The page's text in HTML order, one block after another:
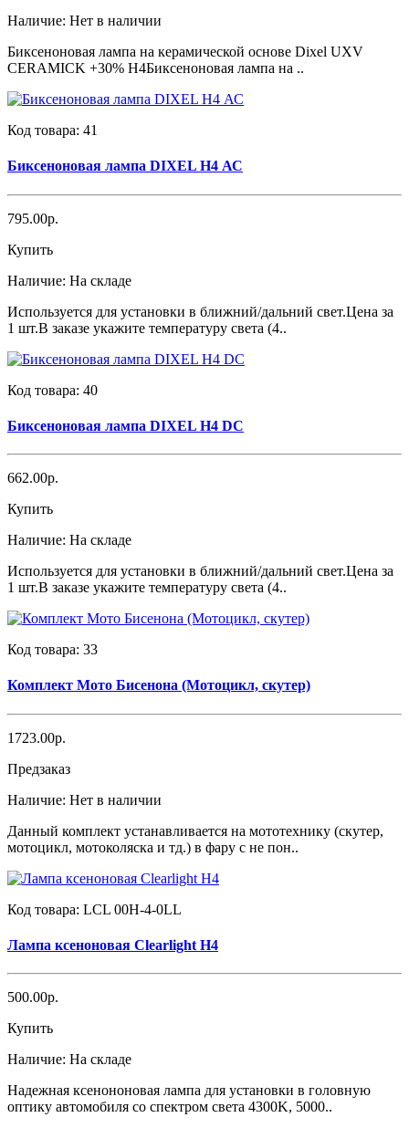
Наличие: Нет в наличии
Биксеноновая лампа на керамической основе Dixel UXV
CERAMICK +30% H4Биксеноновая лампа на ..
Код товара: 41
Биксеноновая лампа DIXEL H4 АС
795.00р.
Купить
Наличие: На складе
Используется для установки в ближний/дальний свет.Цена за
1 шт.В заказе укажите температуру света (4..
Код товара: 40
Биксеноновая лампа DIXEL H4 DC
662.00р.
Купить
Наличие: На складе
Используется для установки в ближний/дальний свет.Цена за
1 шт.В заказе укажите температуру света (4..
Код товара: 33
Комплект Мото Бисенона (Мотоцикл, скутер)
1723.00р.
Предзаказ
Наличие: Нет в наличии
Данный комплект устанавливается на мототехнику (скутер,
мотоцикл, мотоколяска и тд.) в фару с не пон..
Код товара: LCL 00H-4-0LL
Лампа ксеноновая Clearlight H4
500.00р.
Купить
Наличие: На складе
Надежная ксенононовая лампа для установки в головную
оптику автомобиля со спектром света 4300K, 5000..